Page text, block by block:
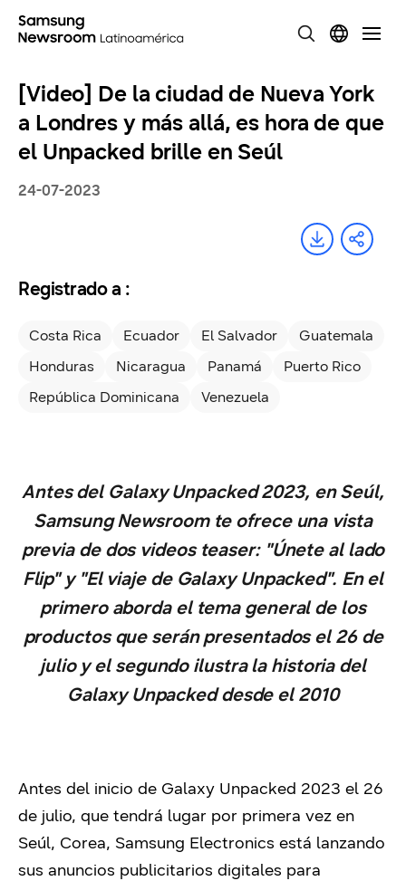
[Video] De la ciudad de Nueva York
a Londres y más allá, es hora de que
el Unpacked brille en Seúl
24-07-2023
Registrado a :
Costa Rica Ecuador El Salvador
Guatemala
Honduras
Nicaragua Panamá
Puerto Rico
República Dominicana
Venezuela
Antes del Galaxy Unpacked 2023, en Seúl,
Samsung Newsroom te ofrece una vista
previa de dos videos teaser: "Únete al lado
Flip" y "El viaje de Galaxy Unpacked". En el
primero aborda el tema general de los
productos que serán presentados el 26 de
julio y el segundo ilustra la historia del
Galaxy Unpacked desde el 2010
Antes del inicio de Galaxy Unpacked 2023 el 26
de julio, que tendrá lugar por primera vez en
Seúl, Corea, Samsung Electronics está lanzando
sus anuncios publicitarios digitales para